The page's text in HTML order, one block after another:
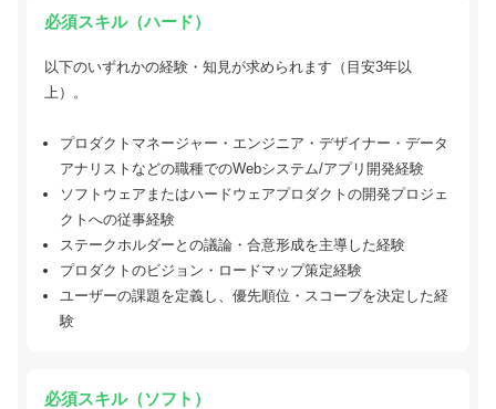
必須スキル（ハード）
以下のいずれかの経験・知見が求められます（目安3年以
上）。
プロダクトマネージャー・エンジニア・デザイナー・データ
アナリストなどの職種でのWebシステム/アプリ開発経験
ソフトウェアまたはハードウェアプロダクトの開発プロジェ
クトへの従事経験
ステークホルダーとの議論・合意形成を主導した経験
プロダクトのビジョン・ロードマップ策定経験
ユーザーの課題を定義し、優先順位・スコープを決定した経
験
必須スキル（ソフト）